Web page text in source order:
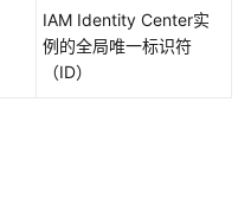
IAM Identity Center实
例的全局唯一标识符
（ID）